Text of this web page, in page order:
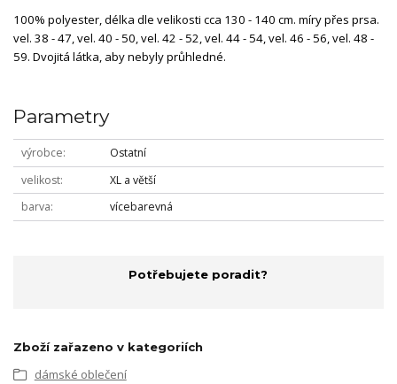
100% polyester, délka dle velikosti cca 130 - 140 cm. míry přes prsa.
vel. 38 - 47, vel. 40 - 50, vel. 42 - 52, vel. 44 - 54, vel. 46 - 56, vel. 48 -
59. Dvojitá látka, aby nebyly průhledné.
Parametry
výrobce
Ostatní
velikost
XL a větší
barva
vícebarevná
Potřebujete poradit?
Zboží zařazeno v kategoriích
dámské oblečení